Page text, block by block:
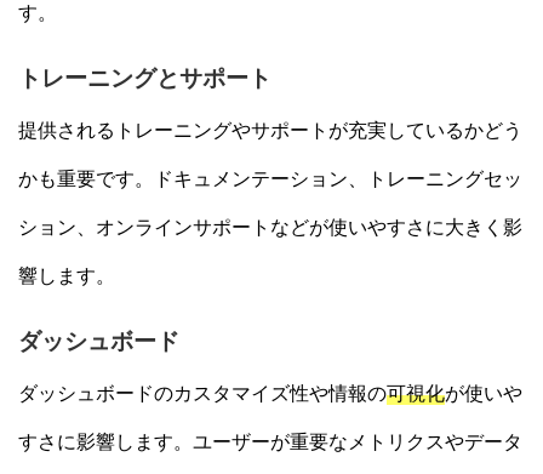
す。
トレーニングとサポート
提供されるトレーニングやサポートが充実しているかどう
かも重要です。ドキュメンテーション、トレーニングセッ
ション、オンラインサポートなどが使いやすさに大きく影
響します。
ダッシュボード
ダッシュボードのカスタマイズ性や情報の可視化が使いや
すさに影響します。ユーザーが重要なメトリクスやデータ